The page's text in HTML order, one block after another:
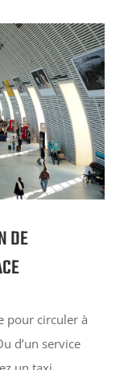
DE
pour circuler à
d’un service